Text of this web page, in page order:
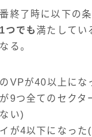
終了時に以下の
1つでも満たしてい
る。
VPが40以上にな
9つ全てのセクタ
い)
が4以下になった